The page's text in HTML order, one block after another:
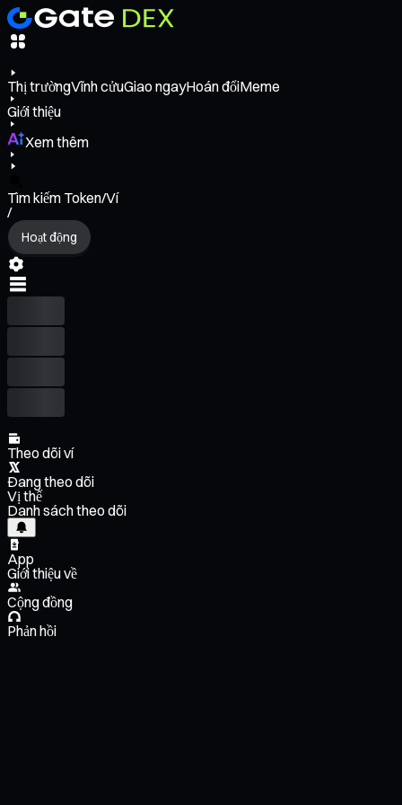
Thị trườngVĩnh cửuGiao ngayHoán đổiMeme
Giới thiệu
Xem thêm
Tìm kiếm Token/Ví
/
Hoạt động
Theo dõi ví
Đang theo dõi
Vị thế
Danh sách theo dõi
App
Giới thiệu về
Cộng đồng
Phản hồi